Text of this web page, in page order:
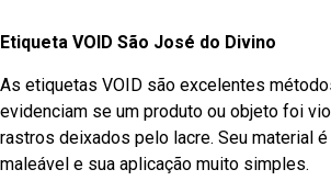
Etiqueta VOID São José do Divino
As etiquetas VOID são excelentes
evidenciam se um produto ou objeto foi
rastros deixados pelo lacre. Seu material
maleável e sua aplicação muito simples.